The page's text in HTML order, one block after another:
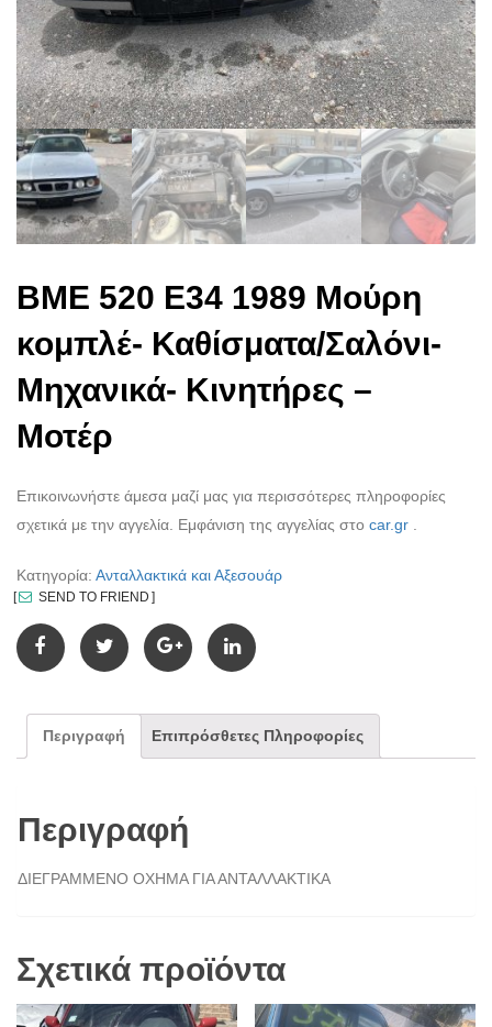
BME 520 E34 1989 Μούρη
κομπλέ- Καθίσματα/Σαλόνι-
Μηχανικά- Κινητήρες –
Μοτέρ
Επικοινωνήστε άμεσα μαζί μας για περισσότερες πληροφορίες
σχετικά με την αγγελία. Εμφάνιση της αγγελίας στο car.gr
Κατηγορία: Ανταλλακτικά και Αξεσουάρ
SEND TO FRIEND
Περιγραφή Επιπρόσθετες Πληροφορίες
Περιγραφή
ΔΙΕΓΡΑΜΜΕΝΟ ΟΧΗΜΑ ΓΙΑ ΑΝΤΑΛΛΑΚΤΙΚΑ
Σχετικά προϊόντα